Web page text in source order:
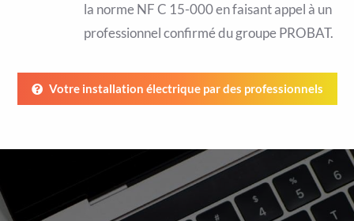
la norme NF C 15-000 en faisant appel à un
professionnel confirmé du groupe PROBAT.
Votre installation électrique par des professionnels